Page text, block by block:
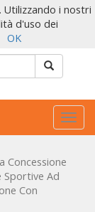
Concessione
Sportive Ad
Con
Utilizzando i nostri
d'uso dei
OK